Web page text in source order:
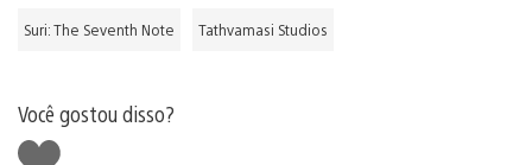
Suri: The Seventh Note Tathvamasi Studios
Você gostou disso?
Curtir